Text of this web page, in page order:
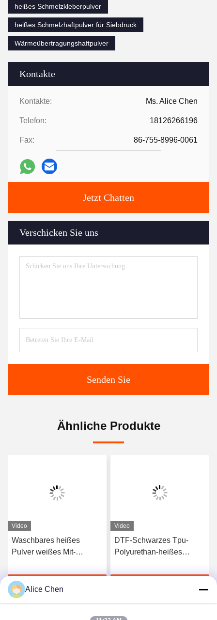
Kontakte
Kontakte: Ms. Alice Chen
Telefon: 18126266196
Fax: 86-755-8996-0061
Jetzt Chatten
Verschicken Sie uns
Senden Sie
heißes Schmelzkleberpulver
heißes Schmelzhaftpulver für Siebdruck
Wärmeübertragungshaftpulver
Ähnliche Produkte
Video
Waschbares heißes
Pulver weißes Mit-
Hitze-Transferdruck
Jetzt Chatten
Video
DTF-Schwarzes Tpu-
Polyurethan-heißes
Hitze-Transferdruck
Alice Chen